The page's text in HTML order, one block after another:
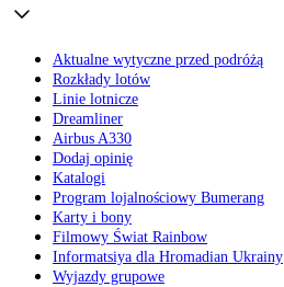
Aktualne wytyczne przed podróżą
Rozkłady lotów
Linie lotnicze
Dreamliner
Airbus A330
Dodaj opinię
Katalogi
Program lojalnościowy Bumerang
Karty i bony
Filmowy Świat Rainbow
Informatsiya dla Hromadian Ukrainy
Wyjazdy grupowe